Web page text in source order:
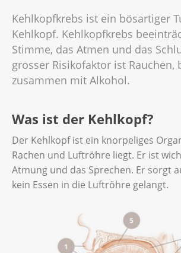
Kehlkopfkrebs ist ein bösartiger
Kehlkopf. Kehlkopfkrebs
Stimme, das Atmen und das
grosser Risikofaktor ist Rauchen,
zusammen mit Alkohol.
Was ist der Kehlkopf?
Der Kehlkopf ist ein knorpeliges
Rachen und Luftröhre liegt. Er ist
Atmung und das Sprechen. Er sorgt
kein Essen in die Luftröhre gelangt.